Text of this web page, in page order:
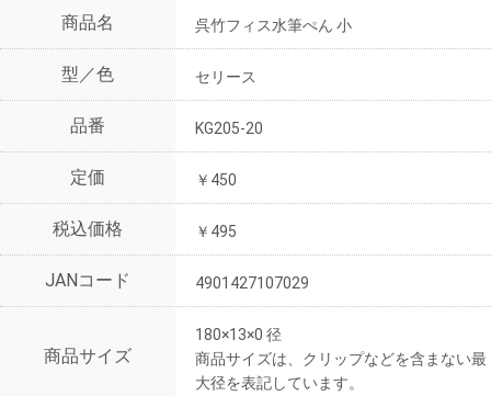
商品名 呉竹フィス水筆ぺん 小
型／色 セリース
品番 KG205-20
定価 ￥450
税込価格 ￥495
JANコード 4901427107029
商品サイズ
180×13×0 径
商品サイズは、クリップなどを含まない最
大径を表記しています。